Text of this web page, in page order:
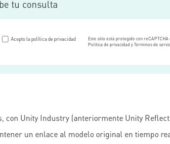
Acepto la política de privacidad
Este sitio está protegido con reCAPTCHA
Política de privacidad y Terminos de
con Unity Industry (anteriormente Unity
un enlace al modelo original en tiempo